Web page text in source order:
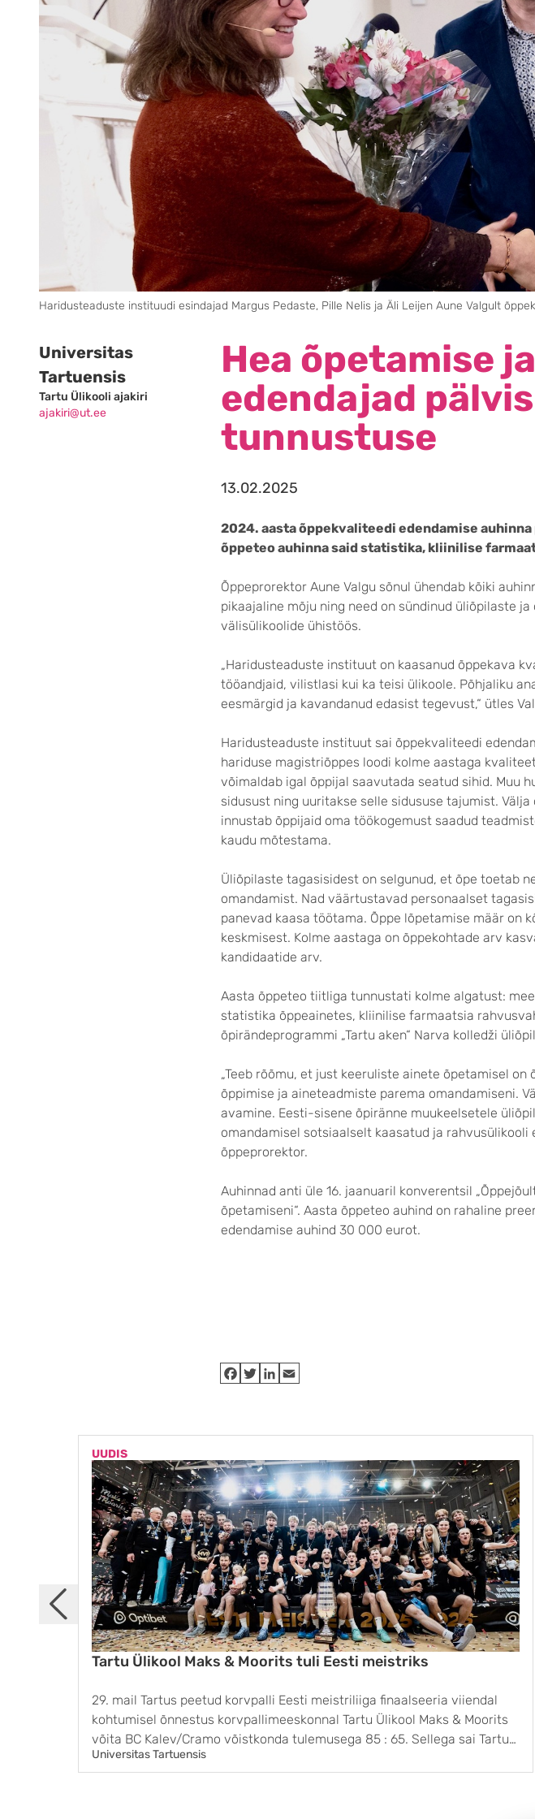
Haridusteaduste instituudi esindajad Margus Pedaste, Pille Nelis ja Äli Leijen Aune Valgult
Universitas
Tartuensis
Tartu Ülikooli ajakiri
ajakiri@ut.ee
Hea õpetamise
edendajad
tunnustuse
13.02.2025
2024. aasta õppekvaliteedi edendamise
õppeteo auhinna said statistika, kliinilise
Õppeprorektor Aune Valgu sõnul ühendab kõiki
pikaajaline mõju ning need on sündinud üliõpilaste
välisülikoolide ühistöös.
„Haridusteaduste instituut on kaasanud õppekava
tööandjaid, vilistlasi kui ka teisi ülikoole. Põhjaliku
eesmärgid ja kavandanud edasist tegevust,“ ütles
Haridusteaduste instituut sai õppekvaliteedi
hariduse magistriõppes loodi kolme aastaga
võimaldab igal õppijal saavutada seatud sihid. Muu
sidusust ning uuritakse selle sidususe tajumist.
innustab õppijaid oma töökogemust saadud
kaudu mõtestama.
Üliõpilaste tagasisidest on selgunud, et õpe toetab
omandamist. Nad väärtustavad personaalset
panevad kaasa töötama. Õppe lõpetamise määr on
keskmisest. Kolme aastaga on õppekohtade arv
kandidaatide arv.
Aasta õppeteo tiitliga tunnustati kolme algatust:
statistika õppeainetes, kliinilise farmaatsia
õpirändeprogrammi „Tartu aken“ Narva kolledži
„Teeb rõõmu, et just keeruliste ainete õpetamisel
õppimise ja aineteadmiste parema omandamiseni.
avamine. Eesti-sisene õpiränne muukeelsetele
omandamisel sotsiaalselt kaasatud ja rahvusülikooli
õppeprorektor.
Auhinnad anti üle 16. jaanuaril konverentsil
õpetamiseni“. Aasta õppeteo auhind on rahaline
edendamise auhind 30 000 eurot.
UUDIS
Tartu Ülikool Maks & Moorits tuli Eesti meistriks
29. mail Tartus peetud korvpalli Eesti meistriliiga finaalseeria viiendal
kohtumisel õnnestus korvpallimeeskonnal Tartu Ülikool Maks & Moorits
võita BC Kalev/Cramo võistkonda tulemusega 85 : 65. Sellega sai Tartu
finaalseeria kolmanda võidu ja pärast 11 aastat taas ka Eesti meistri tiitli.
...
Universitas Tartuensis